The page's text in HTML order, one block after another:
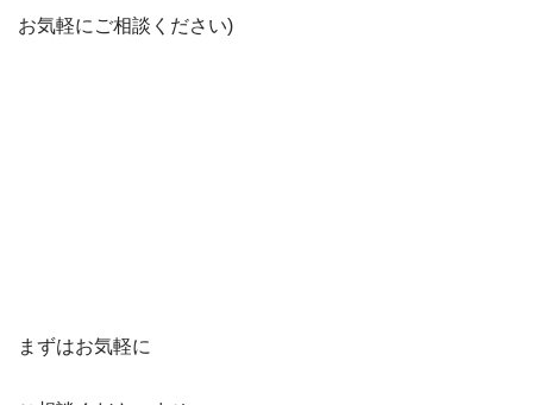
お気軽にご相談ください)
まずはお気軽に